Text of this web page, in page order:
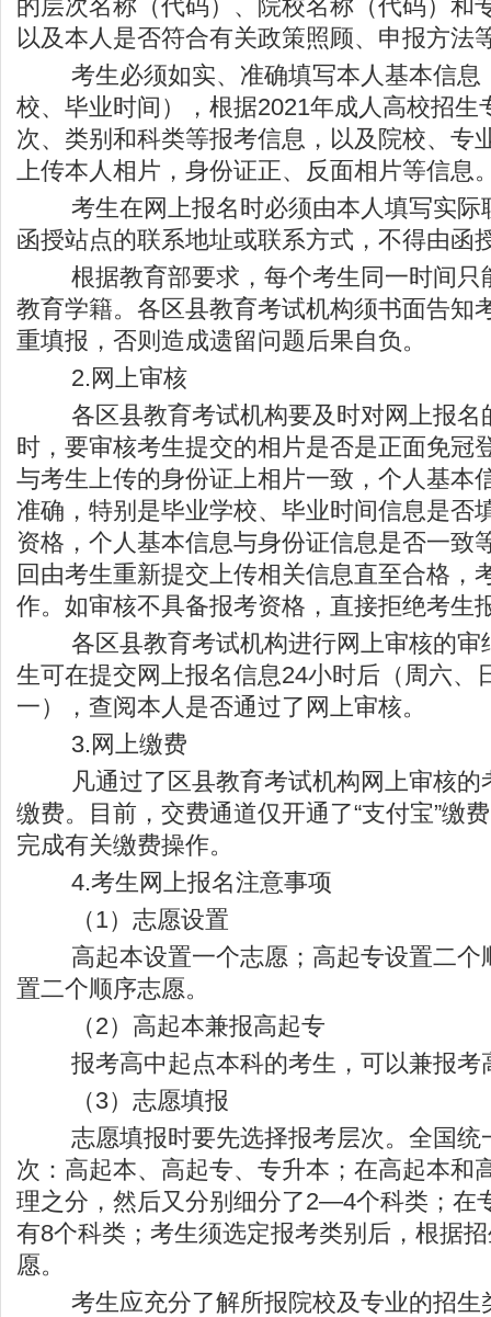
的层次名称（代码）、院校名称（代码）和
以及本人是否符合有关政策照顾、申报方法
考生必须如实、准确填写本人基本信息
校、毕业时间），根据2021年成人高校招生
次、类别和科类等报考信息，以及院校、专
上传本人相片，身份证正、反面相片等信息
考生在网上报名时必须由本人填写实际
函授站点的联系地址或联系方式，不得由函
根据教育部要求，每个考生同一时间只
教育学籍。各区县教育考试机构须书面告知
重填报，否则造成遗留问题后果自负。
2.网上审核
各区县教育考试机构要及时对网上报名
时，要审核考生提交的相片是否是正面免冠
与考生上传的身份证上相片一致，个人基本
准确，特别是毕业学校、毕业时间信息是否
资格，个人基本信息与身份证信息是否一致
回由考生重新提交上传相关信息直至合格，
作。如审核不具备报考资格，直接拒绝考生
各区县教育考试机构进行网上审核的审
生可在提交网上报名信息24小时后（周六、
一），查阅本人是否通过了网上审核。
3.网上缴费
凡通过了区县教育考试机构网上审核的
缴费。目前，交费通道仅开通了“支付宝”缴
完成有关缴费操作。
4.考生网上报名注意事项
（1）志愿设置
高起本设置一个志愿；高起专设置二个
置二个顺序志愿。
（2）高起本兼报高起专
报考高中起点本科的考生，可以兼报考
（3）志愿填报
志愿填报时要先选择报考层次。全国统
次：高起本、高起专、专升本；在高起本和
理之分，然后又分别细分了2—4个科类；在
有8个科类；考生须选定报考类别后，根据
愿。
考生应充分了解所报院校及专业的招生